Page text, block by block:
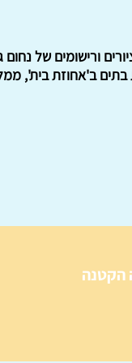
בצילומים רבים ובציורים ורישומים של
בתים ב'אחוזת בית',
הקטנה